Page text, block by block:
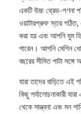
একটি উচ্চ থ্রেড-গণনা
ওয়াটারপ্রুফ স্তর
করা হয় এবং আপনি ঘুম
পারেন। আপনি মেশিন
বছরের সীমিত পাটা সঙ্গে
যারা তাদের বাড়িতে এই
কিছু পর্যালোচনাকারী
থেকে সান্ত্বনা এবং মন